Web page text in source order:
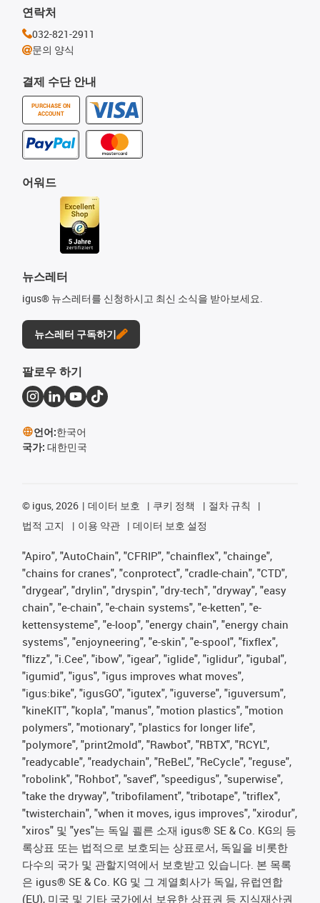
결제 수단 안내
PURCHASE ON
ACCOUNT
어워드
뉴스레터
igus® 뉴스레터를 신청하시고 최신 소식을 받아보세요.
뉴스레터 구독하기
연락처
032-821-2911
문의 양식
팔로우 하기
언어:한국어
국가: 대한민국
© igus, 2026 데이터 보호 쿠키 정책
절차 규칙
법적 고지
이용 약관 데이터 보호 설정
"Apiro", "AutoChain", "CFRIP", "chainflex", "chainge",
"chains for cranes", "conprotect", "cradle-chain", "CTD",
"drygear", "drylin", "dryspin", "dry-tech", "dryway", "easy
chain", "e-chain", "e-chain systems", "e-ketten", "e-
kettensysteme", "e-loop", "energy chain", "energy chain
systems", "enjoyneering", "e-skin", "e-spool", "fixflex",
"flizz", "i.Cee", "ibow", "igear", "iglide", "iglidur", "igubal",
"igumid", "igus", "igus improves what moves",
"igus:bike", "igusGO", "igutex", "iguverse", "iguversum",
"kineKIT", "kopla", "manus", "motion plastics", "motion
polymers", "motionary", "plastics for longer life",
"polymore", "print2mold", "Rawbot", "RBTX", "RCYL",
"readycable", "readychain", "ReBeL", "ReCycle", "reguse",
"robolink", "Rohbot", "savef", "speedigus", "superwise",
"take the dryway", "tribofilament", "tribotape", "triflex",
"twisterchain", "when it moves, igus improves", "xirodur",
"xiros" 및 "yes"는 독일 쾰른 소재 igus® SE & Co. KG의 등
록상표 또는 법적으로 보호되는 상표로서, 독일을 비롯한
다수의 국가 및 관할지역에서 보호받고 있습니다. 본 목록
은 igus® SE & Co. KG 및 그 계열회사가 독일, 유럽연합
(EU), 미국 및 기타 국가에서 보유한 상표권 등 지식재산권